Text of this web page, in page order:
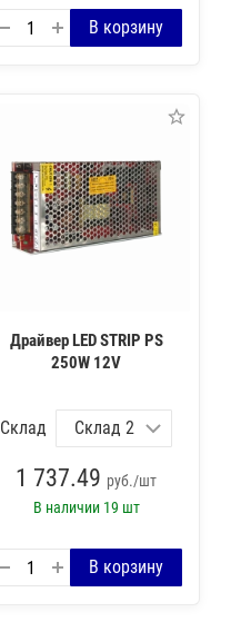
Драйвер LED STRIP PS
250W 12V
Склад
1 737.49 руб./шт
В наличии 19 шт